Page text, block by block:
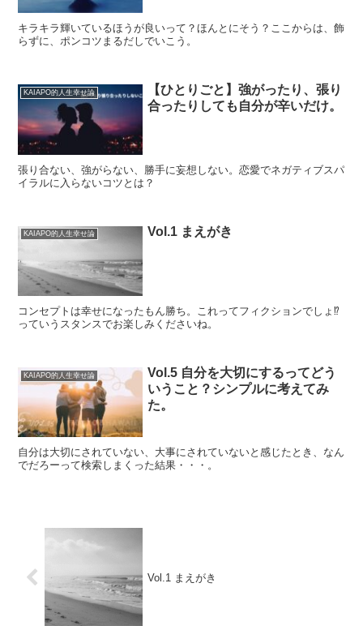
キラキラ輝いているほうが良いって？ほんとにそう？ここからは、飾
らずに、ポンコツまるだしでいこう。
KAIAPO的人生幸せ論
【ひとりごと】強がったり、張り
合ったりしても自分が辛いだけ。
張り合ない、強がらない、勝手に妄想しない。恋愛でネガティブスパ
イラルに入らないコツとは？
KAIAPO的人生幸せ論 Vol.1 まえがき
コンセプトは幸せになったもん勝ち。これってフィクションでしょ⁉
っていうスタンスでお楽しみくださいね。
KAIAPO的人生幸せ論
Vol.5 自分を大切にするってどう
いうこと？シンプルに考えてみ
た。
自分は大切にされていない、大事にされていないと感じたとき、なん
でだろーって検索しまくった結果・・・。
Vol.1 まえがき